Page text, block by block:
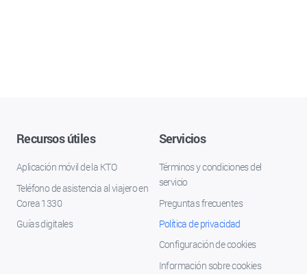
Recursos útiles
Aplicación móvil de la KTO
Teléfono de asistencia al viajero en
Corea 1330
Guías digitales
Servicios
Términos y condiciones del
servicio
Preguntas frecuentes
Política de privacidad
Configuración de cookies
Información sobre cookies